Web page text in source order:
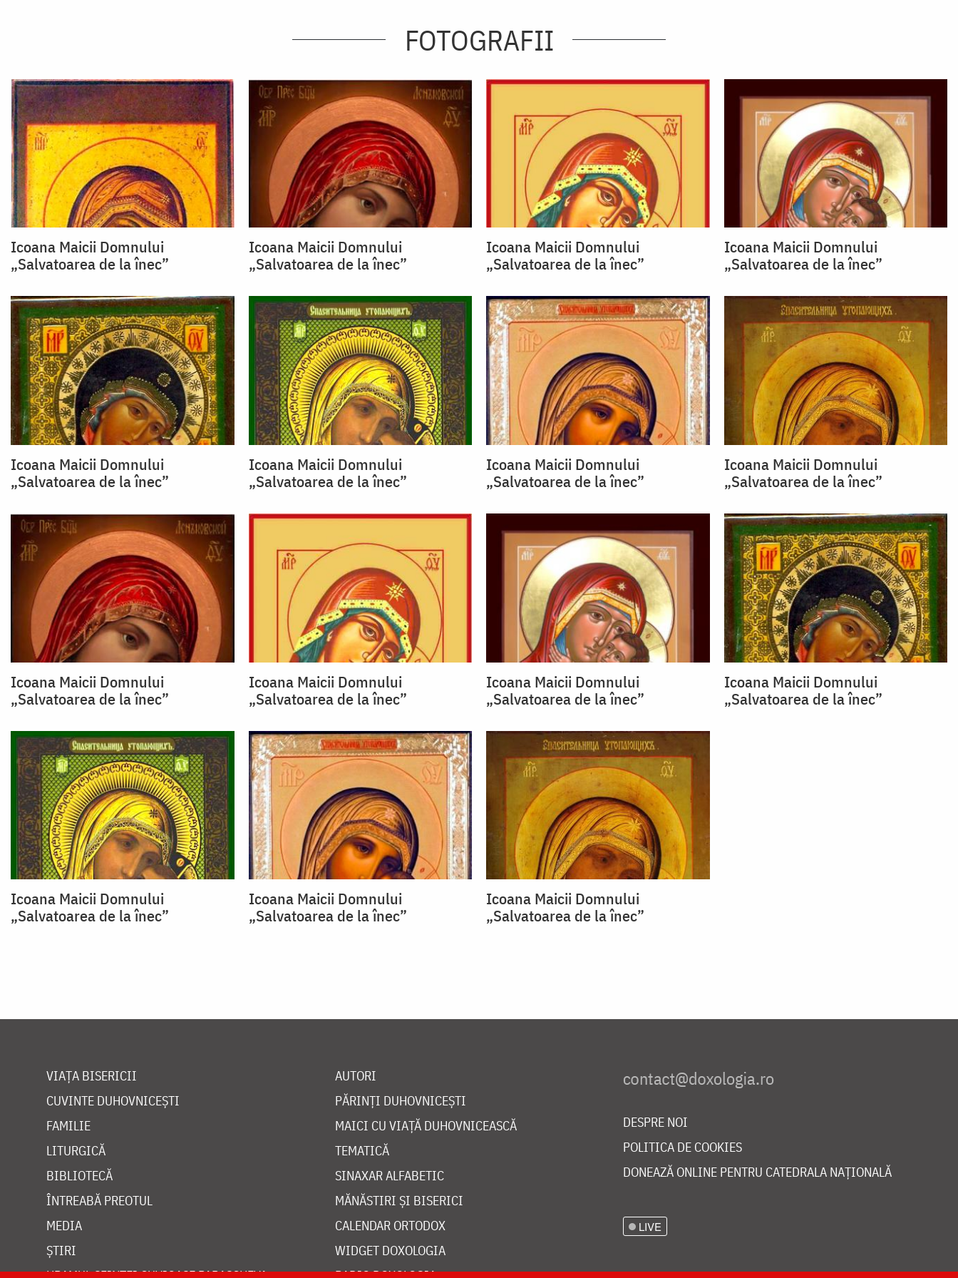
FOTOGRAFII
Icoana Maicii Domnului
„Salvatoarea de la înec”
Icoana Maicii Domnului
„Salvatoarea de la înec”
Icoana Maicii Domnului
„Salvatoarea de la înec”
Icoana Maicii Domnului
„Salvatoarea de la înec”
Icoana Maicii Domnului
„Salvatoarea de la înec”
Icoana Maicii Domnului
„Salvatoarea de la înec”
Icoana Maicii Domnului
„Salvatoarea de la înec”
Icoana Maicii Domnului
„Salvatoarea de la înec”
Icoana Maicii Domnului
„Salvatoarea de la înec”
Icoana Maicii Domnului
„Salvatoarea de la înec”
Icoana Maicii Domnului
„Salvatoarea de la înec”
Icoana Maicii Domnului
„Salvatoarea de la înec”
Icoana Maicii Domnului
„Salvatoarea de la înec”
Icoana Maicii Domnului
„Salvatoarea de la înec”
Icoana Maicii Domnului
„Salvatoarea de la înec”
VIAȚA BISERICII
CUVINTE DUHOVNICEȘTI
FAMILIE
LITURGICĂ
BIBLIOTECĂ
ÎNTREABĂ PREOTUL
MEDIA
ȘTIRI
AUTORI
PĂRINȚI DUHOVNICEȘTI
MAICI CU VIAȚĂ DUHOVNICEASCĂ
TEMATICĂ
SINAXAR ALFABETIC
MĂNĂSTIRI ȘI BISERICI
CALENDAR ORTODOX
WIDGET DOXOLOGIA
DESPRE NOI
POLITICA DE COOKIES
DONEAZĂ ONLINE PENTRU CATEDRALA NAȚIONALĂ
LIVE